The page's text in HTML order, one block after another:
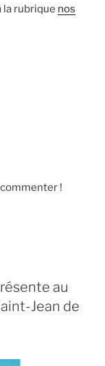
la rubrique nos
!
au
Jean de